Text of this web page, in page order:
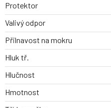
Protektor
Valivý odpor
Přilnavost na mokru
Hluk tř.
Hlučnost
Hmotnost